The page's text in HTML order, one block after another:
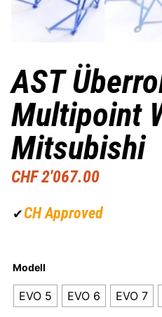
AST
Multipoint
Mitsubishi
CHF2'067.00
✔CH Approved
Modell
EVO 5 EVO 6 EVO 7